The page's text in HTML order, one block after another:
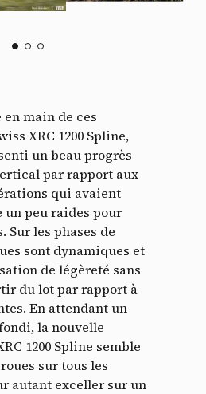
main de ces
XRC 1200 Spline,
un beau progrès
par rapport aux
qui avaient
un peu raides pour
Sur les phases de
sont dynamiques et
de légèreté sans
du lot par rapport à
En attendant un
la nouvelle
1200 Spline semble
sur tous les
autant exceller sur un